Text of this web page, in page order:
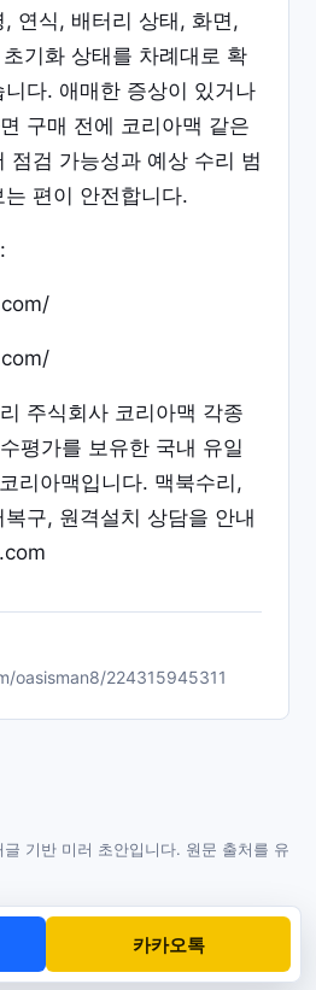
연식, 배터리 상태, 화면,
기화 상태를 차례대로 확
다. 애매한 증상이 있거나
구매 전에 코리아맥 같은
점검 가능성과 예상 수리 범
편이 안전합니다.
주식회사 코리아맥 각종
평가를 보유한 국내 유일
리아맥입니다. 맥북수리,
구, 원격설치 상담을 안내
oasisman8/224315945311
기반 미러 초안입니다. 원문 출처를 유
카카오톡